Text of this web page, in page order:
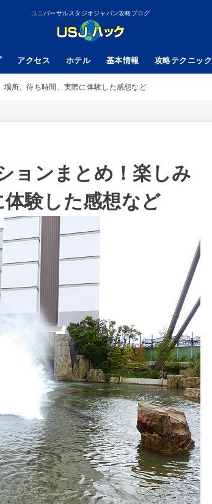
ユニバーサルスタジオジャパン攻略ブログ
アクセス ホテル 基本情報 攻略テクニック
場所、待ち時間、実際に体験した感想など
ョンまとめ！楽しみ
験した感想など